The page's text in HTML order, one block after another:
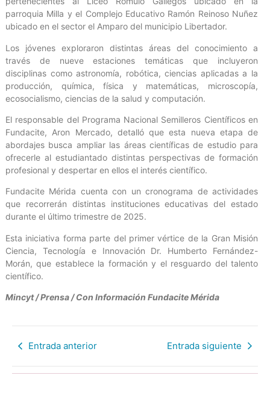
parroquia Milla y el Complejo Educativo Ramón Reinoso Nuñez
ubicado en el sector el Amparo del municipio Libertador.
Los jóvenes exploraron distintas áreas del conocimiento a
través de nueve estaciones temáticas que incluyeron
disciplinas como astronomía, robótica, ciencias aplicadas a la
producción, química, física y matemáticas, microscopía,
ecosocialismo, ciencias de la salud y computación.
El responsable del Programa Nacional Semilleros Científicos en
Fundacite, ‎Aron Mercado, detalló que esta nueva etapa de
abordajes busca ampliar las áreas científicas de estudio para
ofrecerle al estudiantado distintas perspectivas de formación
profesional y despertar en ellos el interés científico.
Fundacite Mérida cuenta con un cronograma de actividades
que recorrerán distintas instituciones educativas del estado
durante el último trimestre de 2025.
Esta iniciativa forma parte del primer vértice de la Gran Misión
Ciencia, Tecnología e Innovación Dr. Humberto Fernández-
Morán, que establece la formación y el resguardo del talento
científico.
Mincyt / Prensa / Con Información Fundacite Mérida
Entrada anterior Entrada siguiente